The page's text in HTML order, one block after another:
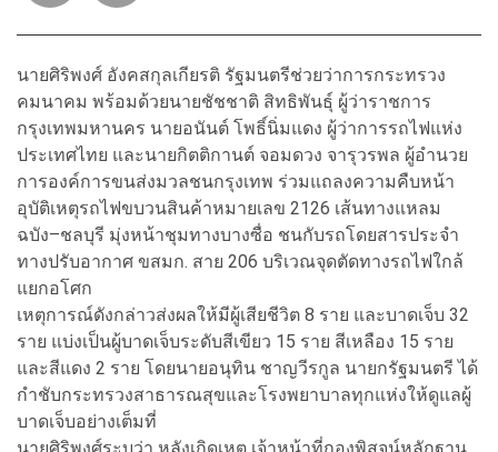
นายศิริพงศ์ อังคสกุลเกียรติ รัฐมนตรีช่วยว่าการกระทรวง
คมนาคม พร้อมด้วยนายชัชชาติ สิทธิพันธุ์ ผู้ว่าราชการ
กรุงเทพมหานคร นายอนันต์ โพธิ์นิ่มแดง ผู้ว่าการรถไฟแห่ง
ประเทศไทย และนายกิตติกานต์ จอมดวง จารุวรพล ผู้อำนวย
การองค์การขนส่งมวลชนกรุงเทพ ร่วมแถลงความคืบหน้า
อุบัติเหตุรถไฟขบวนสินค้าหมายเลข 2126 เส้นทางแหลม
ฉบัง–ชลบุรี มุ่งหน้าชุมทางบางซื่อ ชนกับรถโดยสารประจำ
ทางปรับอากาศ ขสมก. สาย 206 บริเวณจุดตัดทางรถไฟใกล้
แยกอโศก
เหตุการณ์ดังกล่าวส่งผลให้มีผู้เสียชีวิต 8 ราย และบาดเจ็บ 32
ราย แบ่งเป็นผู้บาดเจ็บระดับสีเขียว 15 ราย สีเหลือง 15 ราย
และสีแดง 2 ราย โดยนายอนุทิน ชาญวีรกูล นายกรัฐมนตรี ได้
กำชับกระทรวงสาธารณสุขและโรงพยาบาลทุกแห่งให้ดูแลผู้
บาดเจ็บอย่างเต็มที่